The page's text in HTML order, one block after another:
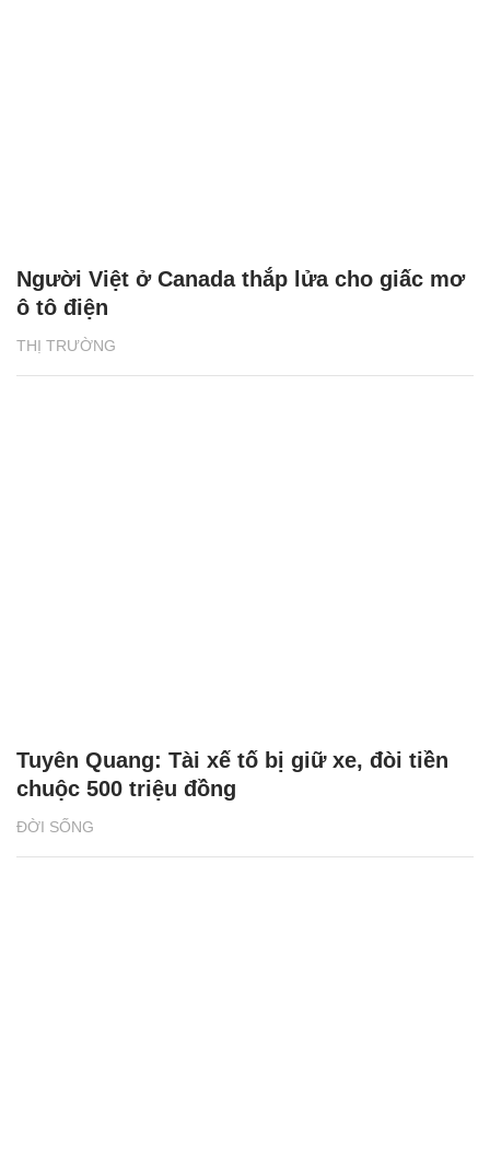
THỊ TRƯỜNG
Người Việt ở Canada thắp lửa cho giấc mơ
ô tô điện
ĐỜI SỐNG
Tuyên Quang: Tài xế tố bị giữ xe, đòi tiền
chuộc 500 triệu đồng